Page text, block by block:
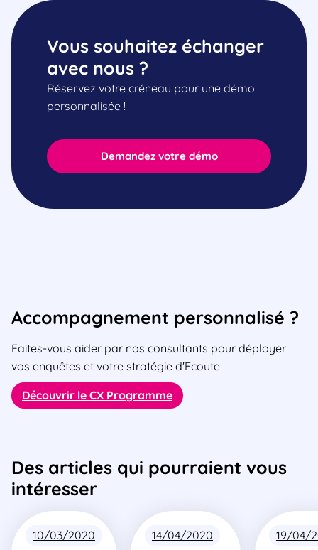
Demandez votre démo
Vous souhaitez échanger
avec nous ?
Réservez votre créneau pour une démo
personnalisée !
Accompagnement personnalisé ?
Faites-vous aider par nos consultants pour déployer
vos enquêtes et votre stratégie d'Ecoute !
Découvrir le CX Programme
Des articles qui pourraient vous
intéresser
10/03/2020 14/04/2020 19/04/